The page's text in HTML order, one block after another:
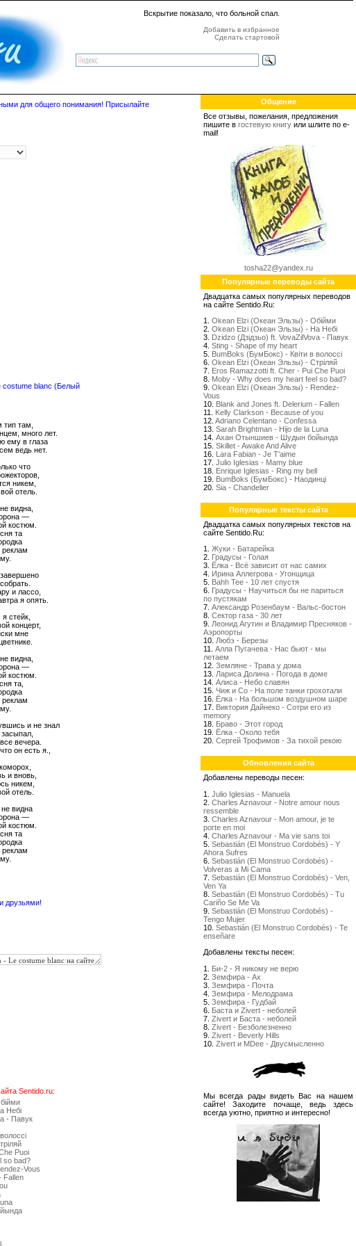
Вскрытие показало, что больной спал.
Добавить в избранное
Сделать стартовой
для общего понимания! Присылайте
costume blanc (Белый
тип там,
много лет.
ему в глаза
ведь нет.
что
никем,
отель.
видна,
—
костюм.
та
реклам
и лассо,
я опять.
стейк,
концерт,
мне
видна,
—
костюм.
та,
реклам
и не знал
вечера.
он есть я.,
и вновь,
никем,
отель.
не видна
—
костюм.
та
реклам
друзьями!
Sentido.ru:
Небі
- Павук
Puoi
so bad?
Vous
Fallen
Общение
Все отзывы, пожелания, предложения
пишите в гостевую книгу или шлите по e-
mail!
tosha22@yandex.ru
Популярные переводы сайта
Двадцатка самых популярных переводов
на сайте Sentido.Ru:
1. Okean Elzi (Океан Эльзы) - Обійми
2. Okean Elzi (Океан Эльзы) - На Небі
3. Dzidzo (Дзідзьо) ft. VovaZilVova - Павук
4. Sting - Shape of my heart
5. BumBoks (БумБокс) - Квіти в волоссі
6. Okean Elzi (Океан Эльзы) - Стрiляй
7. Eros Ramazzotti ft. Cher - Pui Che Puoi
8. Moby - Why does my heart feel so bad?
9. Okean Elzi (Океан Эльзы) - Rendez-
Vous
10. Blank and Jones ft. Delerium - Fallen
11. Kelly Clarkson - Because of you
12. Adriano Celentano - Confessa
13. Sarah Brightman - Hijo de la Luna
14. Ахан Отыншиев - Шудын бойында
15. Skillet - Awake And Alive
16. Lara Fabian - Je T'aime
17. Julio Iglesias - Mamy blue
18. Enrique Iglesias - Ring my bell
19. BumBoks (БумБокс) - Наодинці
20. Sia - Chandelier
Популярные тексты сайта
Двадцатка самых популярных текстов на
сайте Sentido.Ru:
1. Жуки - Батарейка
2. Градусы - Голая
3. Ёлка - Всё зависит от нас самих
4. Ирина Аллегрова - Угонщица
5. Bahh Tee - 10 лет спустя
6. Градусы - Научиться бы не париться
по пустякам
7. Александр Розенбаум - Вальс-бостон
8. Сектор газа - 30 лет
9. Леонид Агутин и Владимир Пресняков -
Аэропорты
10. Любэ - Березы
11. Алла Пугачева - Нас бьют - мы
летаем
12. Земляне - Трава у дома
13. Лариса Долина - Погода в доме
14. Алиса - Небо славян
15. Чиж и Со - На поле танки грохотали
16. Ёлка - На большом воздушном шаре
17. Виктория Дайнеко - Сотри его из
memory
18. Браво - Этот город
19. Ёлка - Около тебя
20. Сергей Трофимов - За тихой рекою
Обновления сайта
Добавлены переводы песен:
1. Julio Iglesias - Manuela
2. Charles Aznavour - Notre amour nous
ressemble
3. Charles Aznavour - Mon amour, je te
porte en moi
4. Charles Aznavour - Ma vie sans toi
5. Sebastián (El Monstruo Cordobés) - Y
Ahora Sufres
6. Sebastián (El Monstruo Cordobés) -
Volveras a Mi Cama
7. Sebastián (El Monstruo Cordobés) - Ven,
Ven Ya
8. Sebastián (El Monstruo Cordobés) - Tu
Cariño Se Me Va
9. Sebastián (El Monstruo Cordobés) -
Tengo Mujer
10. Sebastián (El Monstruo Cordobés) - Te
enseñare
Добавлены тексты песен:
1. Би-2 - Я никому не верю
2. Земфира - Ах
3. Земфира - Почта
4. Земфира - Мелодрама
5. Земфира - Гудбай
6. Баста и Zivert - неболей
7. Zivert и Баста - неболей
8. Zivert - Безболезненно
9. Zivert - Beverly Hills
10. Zivert и MDee - Двусмысленно
Мы всегда рады видеть Вас на нашем
сайте! Заходите почаще, ведь здесь
всегда уютно, приятно и интересно!